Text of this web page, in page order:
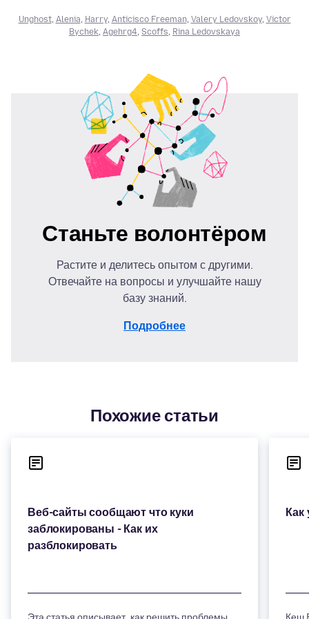
Unghost, Alenia, Harry, Anticisco Freeman, Valery Ledovskoy, Victor
Bychek, Agehrg4, Scoffs, Rina Ledovskaya
Станьте волонтёром
Растите и делитесь опытом с другими.
Отвечайте на вопросы и улучшайте нашу
базу знаний.
Подробнее
Похожие статьи
Веб-сайты сообщают что куки
заблокированы - Как их
разблокировать